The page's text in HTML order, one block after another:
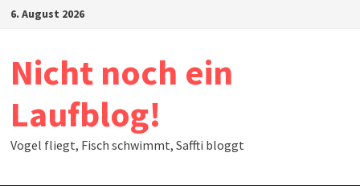
Zum6. August 2026
Nicht noch ein
Laufblog!
Vogel fliegt, Fisch schwimmt, Saffti bloggt